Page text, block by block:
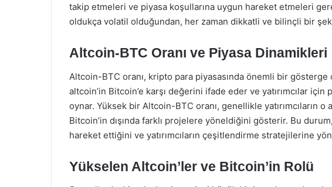
takip etmeleri ve piyasa koşullarına uygun hareket etmeleri
oldukça volatil olduğundan, her zaman dikkatli ve bilinçli bir
Altcoin-BTC Oranı ve Piyasa Dinamikleri
Altcoin-BTC oranı, kripto para piyasasında önemli bir gösterge
altcoin’in Bitcoin’e karşı değerini ifade eder ve yatırımcılar
oynar. Yüksek bir Altcoin-BTC oranı, genellikle yatırımcıların o
Bitcoin’in dışında farklı projelere yöneldiğini gösterir. Bu
hareket ettiğini ve yatırımcıların çeşitlendirme stratejilerine
Yükselen Altcoin’ler ve Bitcoin’in Rolü